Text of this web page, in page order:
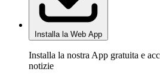
Installa la Web App
Installa la nostra App gratuita e
notizie